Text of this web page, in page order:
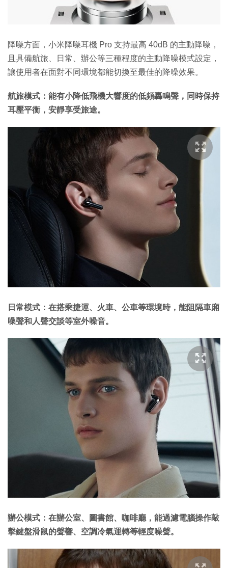
降噪方面，小米降噪耳機 Pro 支持最高 40dB 的主動降噪，
且具備航旅、日常、辦公等三種程度的主動降噪模式設定，
讓使用者在面對不同環境都能切換至最佳的降噪效果。
航旅模式：能有小降低飛機大響度的低頻轟鳴聲，同時保持
耳壓平衡，安靜享受旅途。
日常模式：在搭乘捷運、火車、公車等環境時，能阻隔車廂
噪聲和人聲交談等室外噪音。
辦公模式：在辦公室、圖書館、咖啡廳，能過濾電腦操作敲
擊鍵盤滑鼠的聲響、空調冷氣運轉等輕度噪聲。